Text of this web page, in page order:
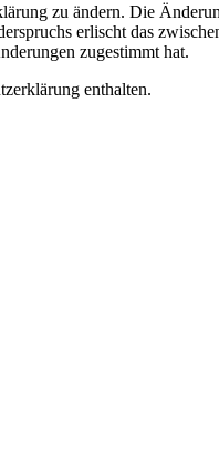
zu ändern. Die
erlischt das
zugestimmt hat.
enthalten.